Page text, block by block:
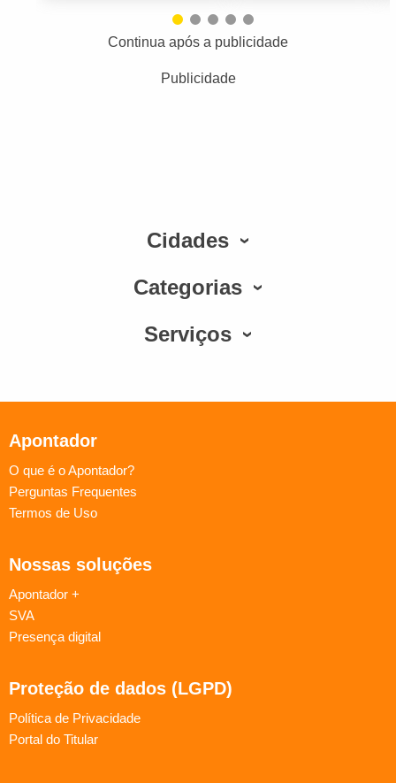
Continua após a publicidade
Publicidade
Cidades
Categorias
Serviços
Apontador
O que é o Apontador?
Perguntas Frequentes
Termos de Uso
Nossas soluções
Apontador +
SVA
Presença digital
Proteção de dados (LGPD)
Política de Privacidade
Portal do Titular